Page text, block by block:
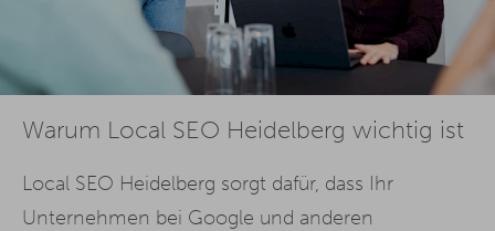
Warum Local SEO Heidelberg wichtig ist
Local SEO Heidelberg sorgt dafür, dass Ihr
Unternehmen bei Google und anderen